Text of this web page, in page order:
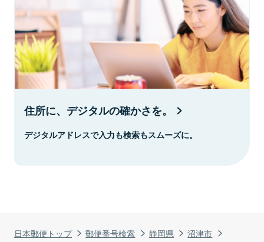
日本郵便トップ 郵便番号検索 静岡県
沼津市
住所に、デジタルの確かさを。
デジタルアドレスで入力も検索もスムーズに。